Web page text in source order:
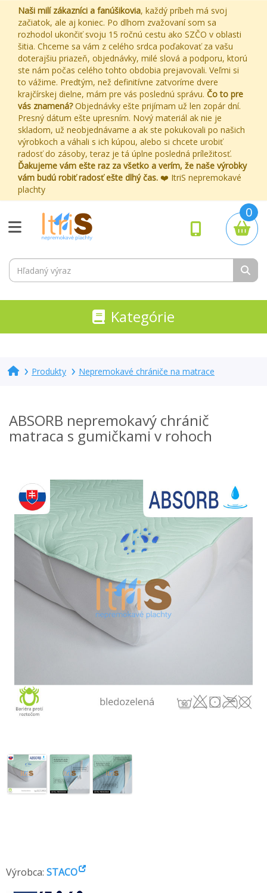
Naši milí zákazníci a fanúšikovia, každý príbeh má svoj
začiatok, ale aj koniec. Po dlhom zvažovaní som sa
rozhodol ukončiť svoju 15 ročnú cestu ako SZČO v oblasti
šitia. Chceme sa vám z celého srdca poďakovať za vašu
doterajšiu priazeň, objednávky, milé slová a podporu, ktorú
ste nám počas celého tohto obdobia prejavovali. Veľmi si
to vážime. Predtým, než definitívne zatvoríme dvere
krajčírskej dielne, mám pre vás poslednú správu. Čo to pre
vás znamená?Objednávky ešte prijímam už len zopár dní.
Presný dátum ešte upresním. Nový materiál ak nie je
skladom, už neobjednávame a ak ste pokukovali po našich
výrobkoch a váhali s ich kúpou, alebo si chcete urobiť
radosť do zásoby, teraz je tá úplne posledná príležitosť.
Ďakujeme vám ešte raz za všetko a verím, že naše výrobky
vám budú robiť radosť ešte dlhý čas. ❤️ ItriS nepremokavé
plachty
0
Kategórie
Produkty Nepremokavé chrániče na matrace
ABSORB nepremokavý chránič
matraca s gumičkami v rohoch
Výrobca: STACO